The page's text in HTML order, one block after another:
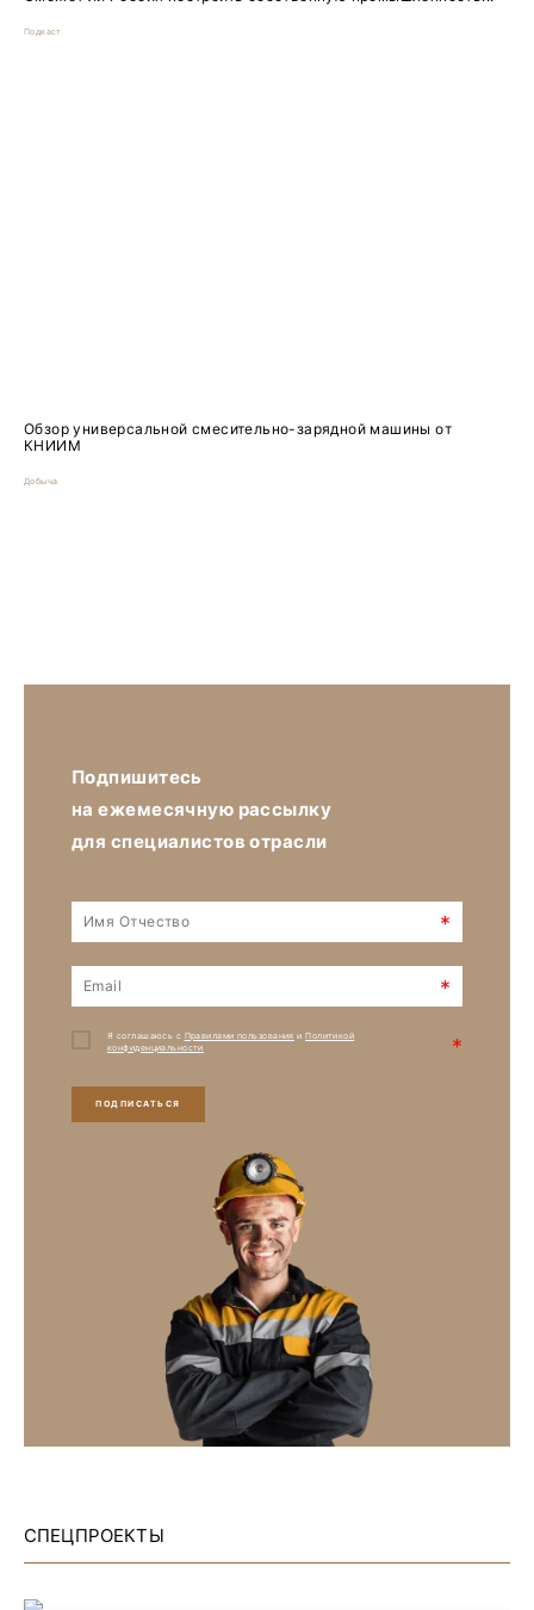
Подкаст
Обзор универсальной смесительно-зарядной машины от
КНИИМ
Добыча
Подпишитесь
на ежемесячную рассылку
для специалистов отрасли
*
*
Я соглашаюсь с Правилами пользования иПолитикой
конфиденциальности
*
ПОДПИСАТЬСЯ
СПЕЦПРОЕКТЫ